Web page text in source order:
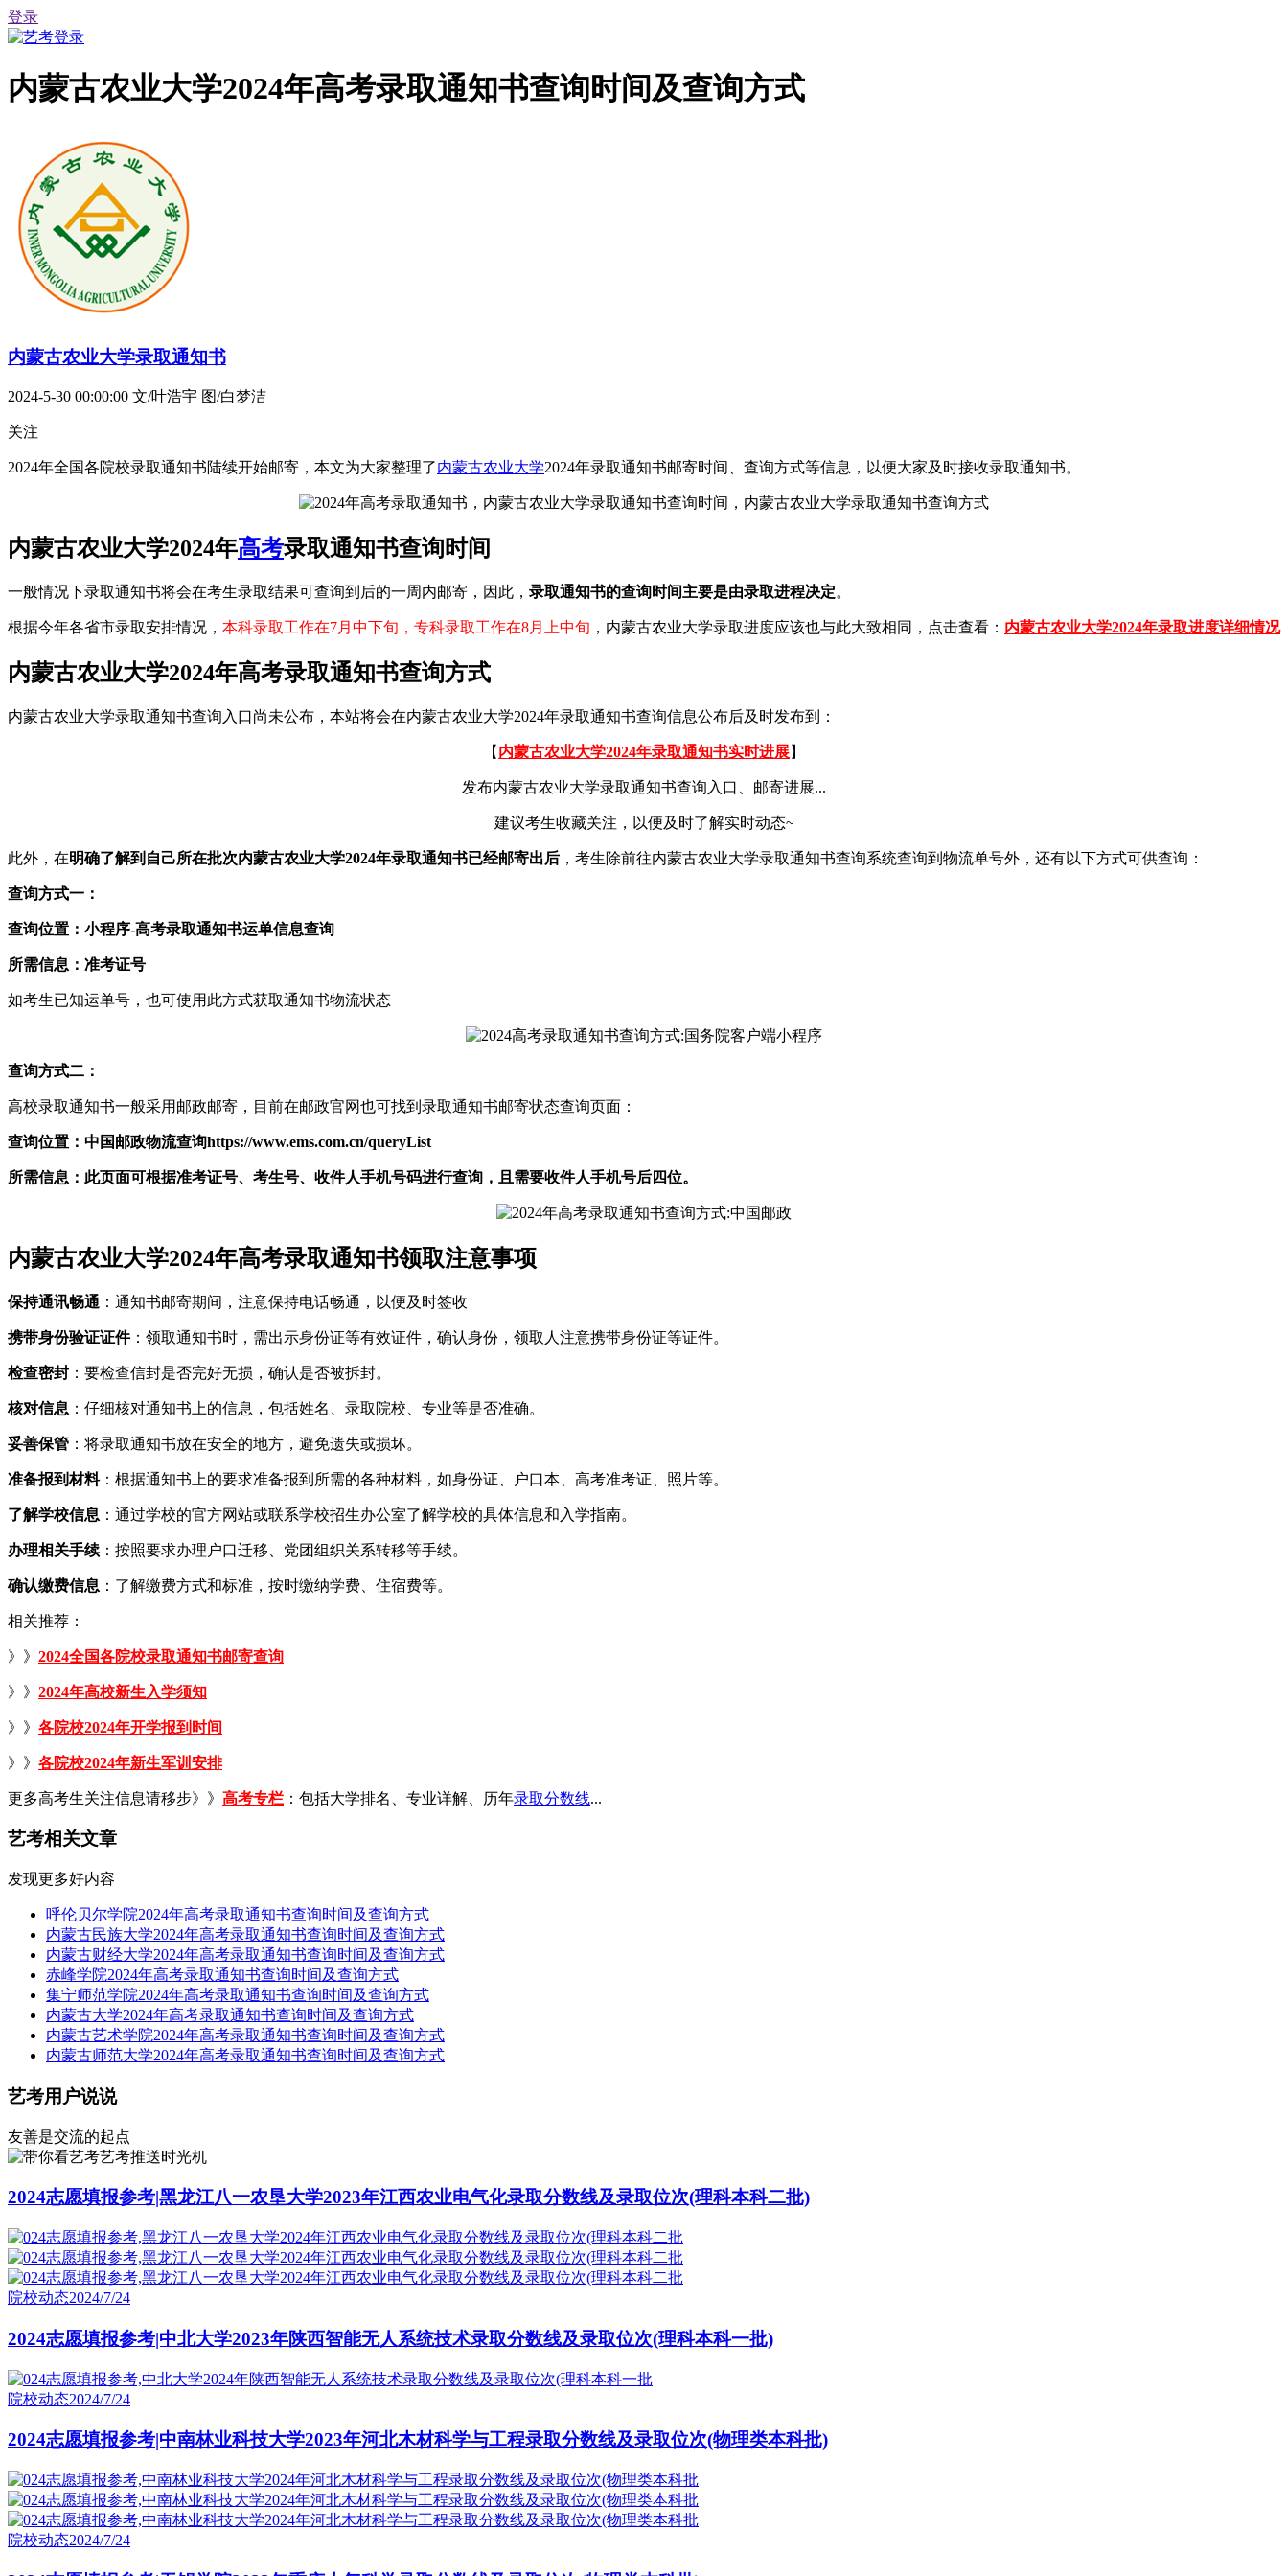
登录
内蒙古农业大学2024年高考录取通知书查询时间及查询方式
内蒙古农业大学录取通知书
2024-5-30 00:00:00 文/叶浩宇 图/白梦洁
关注
2024年全国各院校录取通知书陆续开始邮寄，本文为大家整理了内蒙古农业大学2024年录取通知书邮寄时间、查询方式等信息，以便大家及时接收录取通知书。
内蒙古农业大学2024年高考录取通知书查询时间
一般情况下录取通知书将会在考生录取结果可查询到后的一周内邮寄，因此， 录取通知书的查询时间主要是由录取进程决定。
根据今年各省市录取安排情况， 本科录取工作在7月中下旬，专科录取工作在8月上中旬 ，内蒙古农业大学录取进度应该也与此大致相同，点击查看： 内蒙古农业大学2024年录取进度详细情况
内蒙古农业大学2024年高考录取通知书查询方式
内蒙古农业大学录取通知书查询入口尚未公布，本站将会在内蒙古农业大学2024年录取通知书查询信息公布后及时发布到：
【 内蒙古农业大学2024年录取通知书实时进展】
发布内蒙古农业大学录取通知书查询入口、邮寄进展...
建议考生收藏关注，以便及时了解实时动态~
此外，在明确了解到自己所在批次内蒙古农业大学2024年录取通知书已经邮寄出后 ，考生除前往内蒙古农业大学录取通知书查询系统查询到物流单号外，还有以下方式可供查询：
查询方式一：
查询位置：小程序-高考录取通知书运单信息查询
所需信息：准考证号
如考生已知运单号，也可使用此方式获取通知书物流状态
查询方式二：
高校录取通知书一般采用邮政邮寄，目前在邮政官网也可找到录取通知书邮寄状态查询页面：
查询位置：中国邮政物流查询https://www.ems.com.cn/queryList
所需信息：此页面可根据准考证号、考生号、收件人手机号码进行查询，且需要收件人手机号后四位。
内蒙古农业大学2024年高考录取通知书领取注意事项
保持通讯畅通 ：通知书邮寄期间，注意保持电话畅通，以便及时签收
携带身份验证证件：领取通知书时，需出示身份证等有效证件，确认身份，领取人注意携带身份证等证件。
检查密封 ：要检查信封是否完好无损，确认是否被拆封。
核对信息 ：仔细核对通知书上的信息，包括姓名、录取院校、专业等是否准确。
妥善保管 ：将录取通知书放在安全的地方，避免遗失或损坏。
准备报到材料：根据通知书上的要求准备报到所需的各种材料，如身份证、户口本、高考准考证、照片等。
了解学校信息 ：通过学校的官方网站或联系学校招生办公室了解学校的具体信息和入学指南。
办理相关手续：按照要求办理户口迁移、党团组织关系转移等手续。
确认缴费信息 ：了解缴费方式和标准，按时缴纳学费、住宿费等。
相关推荐：
》》 2024全国各院校录取通知书邮寄查询
》》 2024年高校新生入学须知
》》 各院校2024年开学报到时间
》》 各院校2024年新生军训安排
更多高考生关注信息请移步》》 高考专栏 ：包括大学排名、专业详解、历年录取分数线...
艺考相关文章
发现更多好内容
呼伦贝尔学院2024年高考录取通知书查询时间及查询方式
内蒙古民族大学2024年高考录取通知书查询时间及查询方式
内蒙古财经大学2024年高考录取通知书查询时间及查询方式
赤峰学院2024年高考录取通知书查询时间及查询方式
集宁师范学院2024年高考录取通知书查询时间及查询方式
内蒙古大学2024年高考录取通知书查询时间及查询方式
内蒙古艺术学院2024年高考录取通知书查询时间及查询方式
内蒙古师范大学2024年高考录取通知书查询时间及查询方式
艺考用户说说
友善是交流的起点
艺考推送时光机
2024志愿填报参考|黑龙江八一农垦大学2023年江西农业电气化录取分数线及录取位次(理科本科二批)
院校动态2024/7/24
2024志愿填报参考|中北大学2023年陕西智能无人系统技术录取分数线及录取位次(理科本科一批)
院校动态2024/7/24
2024志愿填报参考|中南林业科技大学2023年河北木材科学与工程录取分数线及录取位次(物理类本科批)
院校动态2024/7/24